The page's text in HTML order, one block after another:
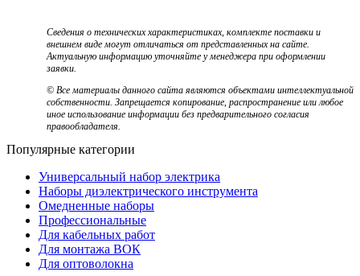
Сведения о технических характеристиках, комплекте поставки и
внешнем виде могут отличаться от представленных на сайте.
Актуальную информацию уточняйте у менеджера при оформлении
заявки.
© Все материалы данного сайта являются объектами интеллектуальной
собственности. Запрещается копирование, распространение или любое
иное использование информации без предварительного согласия
правообладателя.
Популярные категории
Универсальный набор электрика
Наборы диэлектрического инструмента
Омедненные наборы
Профессиональные
Для кабельных работ
Для монтажа ВОК
Для оптоволокна